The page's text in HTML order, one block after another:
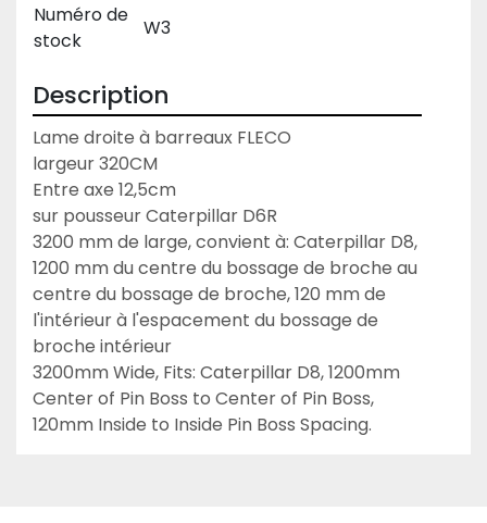
Numéro de
stock
W3
Description
Lame droite à barreaux FLECO
largeur 320CM
Entre axe 12,5cm
sur pousseur Caterpillar D6R
3200 mm de large, convient à: Caterpillar D8,
1200 mm du centre du bossage de broche au
centre du bossage de broche, 120 mm de
l'intérieur à l'espacement du bossage de
broche intérieur
3200mm Wide, Fits: Caterpillar D8, 1200mm
Center of Pin Boss to Center of Pin Boss,
120mm Inside to Inside Pin Boss Spacing.